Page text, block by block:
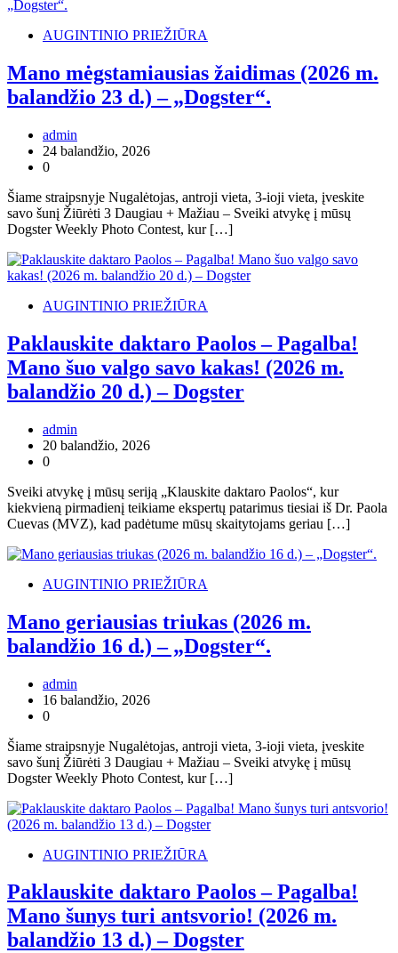
AUGINTINIO PRIEŽIŪRA
Mano mėgstamiausias žaidimas (2026 m.
balandžio 23 d.) – „Dogster“.
admin
24 balandžio, 2026
0
Šiame straipsnyje Nugalėtojas, antroji vieta, 3-ioji vieta, įveskite
savo šunį Žiūrėti 3 Daugiau + Mažiau – Sveiki atvykę į mūsų
Dogster Weekly Photo Contest, kur […]
AUGINTINIO PRIEŽIŪRA
Paklauskite daktaro Paolos – Pagalba!
Mano šuo valgo savo kakas! (2026 m.
balandžio 20 d.) – Dogster
admin
20 balandžio, 2026
0
Sveiki atvykę į mūsų seriją „Klauskite daktaro Paolos“, kur
kiekvieną pirmadienį teikiame ekspertų patarimus tiesiai iš Dr. Paola
Cuevas (MVZ), kad padėtume mūsų skaitytojams geriau […]
AUGINTINIO PRIEŽIŪRA
Mano geriausias triukas (2026 m.
balandžio 16 d.) – „Dogster“.
admin
16 balandžio, 2026
0
Šiame straipsnyje Nugalėtojas, antroji vieta, 3-ioji vieta, įveskite
savo šunį Žiūrėti 3 Daugiau + Mažiau – Sveiki atvykę į mūsų
Dogster Weekly Photo Contest, kur […]
AUGINTINIO PRIEŽIŪRA
Paklauskite daktaro Paolos – Pagalba!
Mano šunys turi antsvorio! (2026 m.
balandžio 13 d.) – Dogster